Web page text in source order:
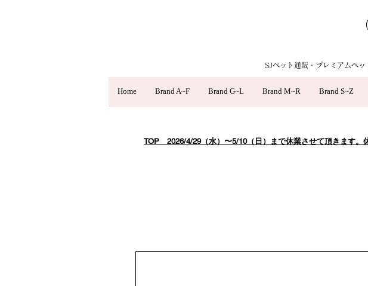
SJペット通販・プレミアムペ
Home Brand A~F Brand G~L Brand M~R Brand S~Z
TOP 2026/4/29（水）〜5/10（日）まで休業させて頂きます。